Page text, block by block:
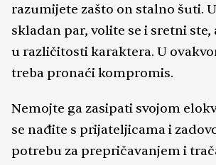
razumijete zašto on stalno šuti.
skladan par, volite se i sretni
u različitosti karaktera. U
treba pronaći kompromis.
Nemojte ga zasipati svojom
se nađite s prijateljicama i
potrebu za prepričavanjem i